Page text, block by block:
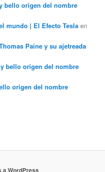
bello origen del nombre
mundo | El Efecto Tesla en
Paine y su ajetreada
bello origen del nombre
origen del nombre
a WordPress